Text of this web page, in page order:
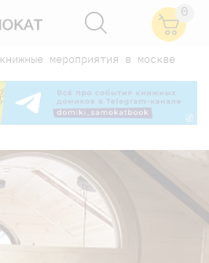
0
книжные мероприятия в москве